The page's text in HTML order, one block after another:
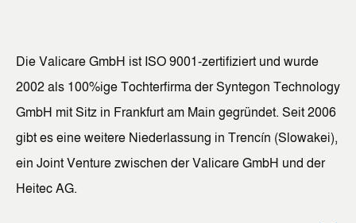
Die Valicare GmbH ist ISO 9001-zertifiziert und wurde
2002 als 100%ige Tochterfirma der Syntegon Technology
GmbH mit Sitz in Frankfurt am Main gegründet. Seit 2006
gibt es eine weitere Niederlassung in Trencín (Slowakei),
ein Joint Venture zwischen der Valicare GmbH und der
Heitec AG.